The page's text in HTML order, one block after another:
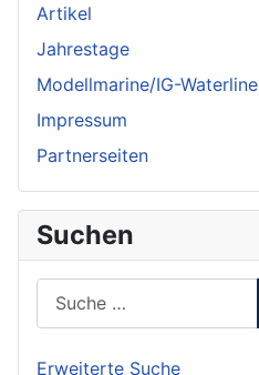
Artikel
Jahrestage
Modellmarine/IG-Waterline
Impressum
Partnerseiten
Suchen
Erweiterte Suche